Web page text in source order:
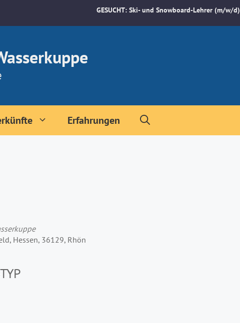
GESUCHT: Ski- und Snowboard-Lehrer (m/w/d)
Erfahrungen
Hessen, 36129, Rhön